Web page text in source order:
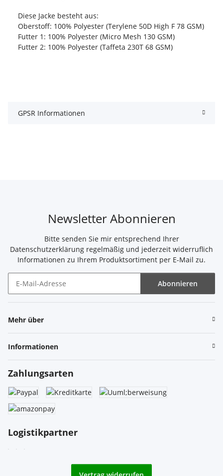
Diese Jacke besteht aus:
Oberstoff: 100% Polyester (Terylene 50D High F 78 GSM)
Futter 1: 100% Polyester (Micro Mesh 130 GSM)
Futter 2: 100% Polyester (Taffeta 230T 68 GSM)
GPSR Informationen
Newsletter Abonnieren
Bitte senden Sie mir entsprechend Ihrer
Datenschutzerklärung regelmäßig und jederzeit widerruflich
Informationen zu Ihrem Produktsortiment per E-Mail zu.
Abonnieren
Mehr über
Informationen
Zahlungsarten
Logistikpartner